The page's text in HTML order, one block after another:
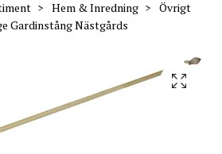
Hem & Inredning
Övrigt
Gardinstång Nästgårds